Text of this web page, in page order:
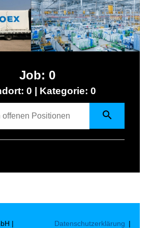
Job: 0
0 | Kategorie: 0
|
Datenschutzerklärung |